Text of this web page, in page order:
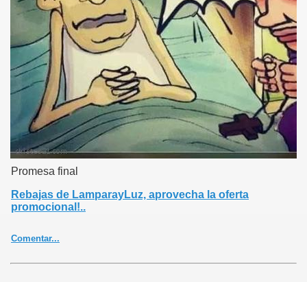
top:5px;}.ver3{text-align:left;padding-right:5px;}.tagcloud{font:bold
100% 'Verdana';text-align:center;padding-top:20px;padding-
bottom:20px;}.tagcloud a{color:#a0a0a0;text-
decoration:none;}.tf1{font-size:90%;}.tf2{font-size:125%;}.tf3{font-
size:160%;}.tf4{font-size:220%;}.tf5{font-size:300%;}
Promesa final
Rebajas de LamparayLuz, aprovecha la oferta
promocional!..
Comentar...